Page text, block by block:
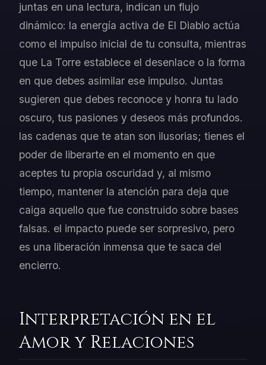
juntas en una lectura, indican un flujo
dinámico: la energía activa de El Diablo actúa
como el impulso inicial de tu consulta, mientras
que La Torre establece el desenlace o la forma
en que debes asimilar ese impulso. Juntas
sugieren que debes reconoce y honra tu lado
oscuro, tus pasiones y deseos más profundos.
las cadenas que te atan son ilusorias; tienes el
poder de liberarte en el momento en que
aceptes tu propia oscuridad y, al mismo
tiempo, mantener la atención para deja que
caiga aquello que fue construido sobre bases
falsas. el impacto puede ser sorpresivo, pero
es una liberación inmensa que te saca del
encierro.
Interpretación en el
Amor y Relaciones